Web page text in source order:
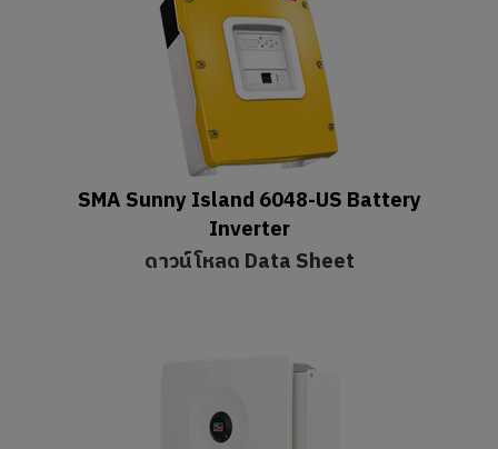
SMA Sunny Island 6048-US Battery
Inverter
ดาวน์โหลด Data Sheet